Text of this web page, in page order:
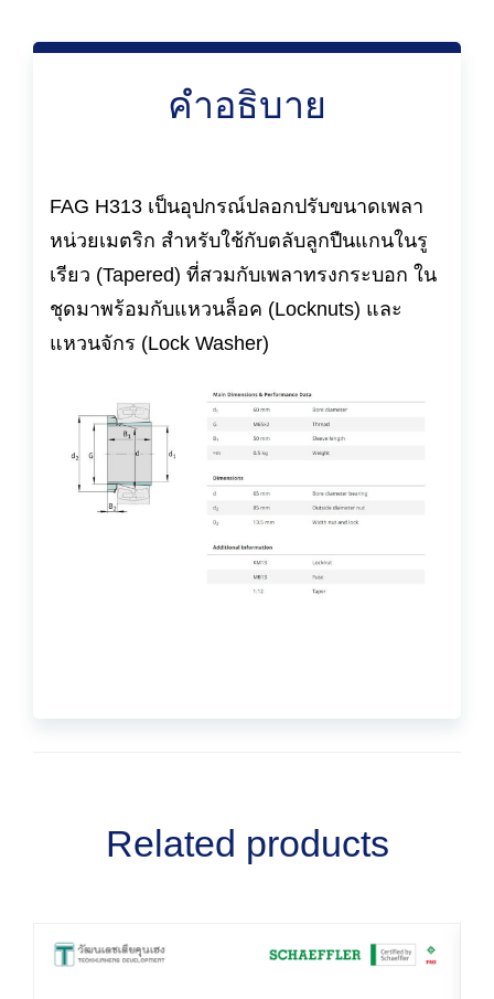
คำอธิบาย
FAG H313 เป็นอุปกรณ์ปลอกปรับขนาดเพลา
หน่วยเมตริก สำหรับใช้กับตลับลูกปืนแกนในรู
เรียว (Tapered) ที่สวมกับเพลาทรงกระบอก ใน
ชุดมาพร้อมกับแหวนล็อค (Locknuts) และ
แหวนจักร (Lock Washer)
Related products